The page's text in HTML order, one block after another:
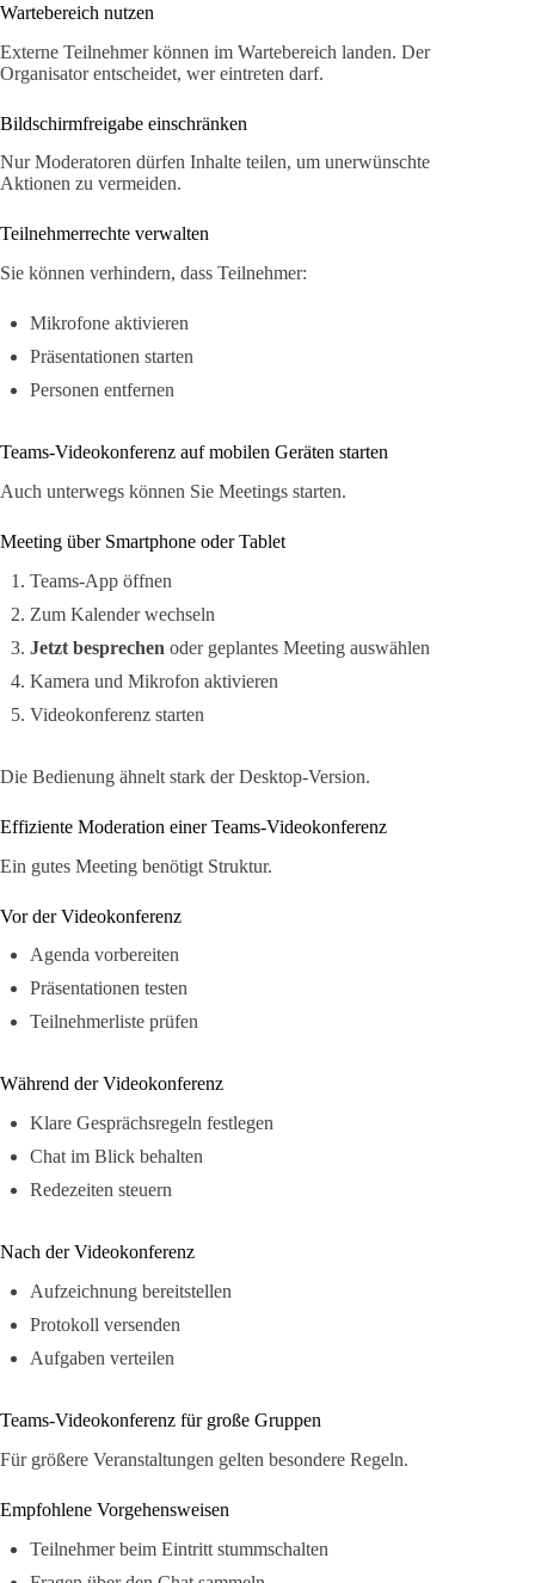
Wartebereich nutzen
Externe Teilnehmer können im Wartebereich landen. Der
Organisator entscheidet, wer eintreten darf.
Bildschirmfreigabe einschränken
Nur Moderatoren dürfen Inhalte teilen, um unerwünschte
Aktionen zu vermeiden.
Teilnehmerrechte verwalten
Sie können verhindern, dass Teilnehmer:
Mikrofone aktivieren
Präsentationen starten
Personen entfernen
Teams-Videokonferenz auf mobilen Geräten starten
Auch unterwegs können Sie Meetings starten.
Meeting über Smartphone oder Tablet
Teams-App öffnen
Zum Kalender wechseln
Jetzt besprechen oder geplantes Meeting auswählen
Kamera und Mikrofon aktivieren
Videokonferenz starten
Die Bedienung ähnelt stark der Desktop-Version.
Effiziente Moderation einer Teams-Videokonferenz
Ein gutes Meeting benötigt Struktur.
Vor der Videokonferenz
Agenda vorbereiten
Präsentationen testen
Teilnehmerliste prüfen
Während der Videokonferenz
Klare Gesprächsregeln festlegen
Chat im Blick behalten
Redezeiten steuern
Nach der Videokonferenz
Aufzeichnung bereitstellen
Protokoll versenden
Aufgaben verteilen
Teams-Videokonferenz für große Gruppen
Für größere Veranstaltungen gelten besondere Regeln.
Empfohlene Vorgehensweisen
Teilnehmer beim Eintritt stummschalten